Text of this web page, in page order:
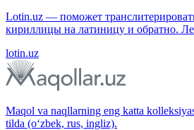
Lotin.uz — поможет
кириллицы на латиницу и обратно.
lotin.uz
Maqol va naqllarning eng katta
tilda (o‘zbek, rus, ingliz).